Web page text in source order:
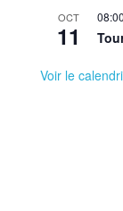
OCT
11
08:00
Voir le